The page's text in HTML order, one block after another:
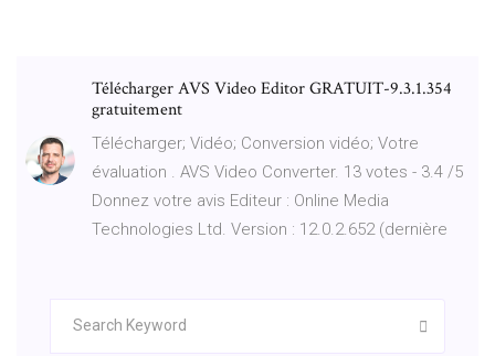
Télécharger AVS Video Editor GRATUIT-9.3.1.354
gratuitement
Télécharger; Vidéo; Conversion vidéo; Votre
évaluation . AVS Video Converter. 13 votes - 3.4 /5
Donnez votre avis Editeur : Online Media
Technologies Ltd. Version : 12.0.2.652 (dernière